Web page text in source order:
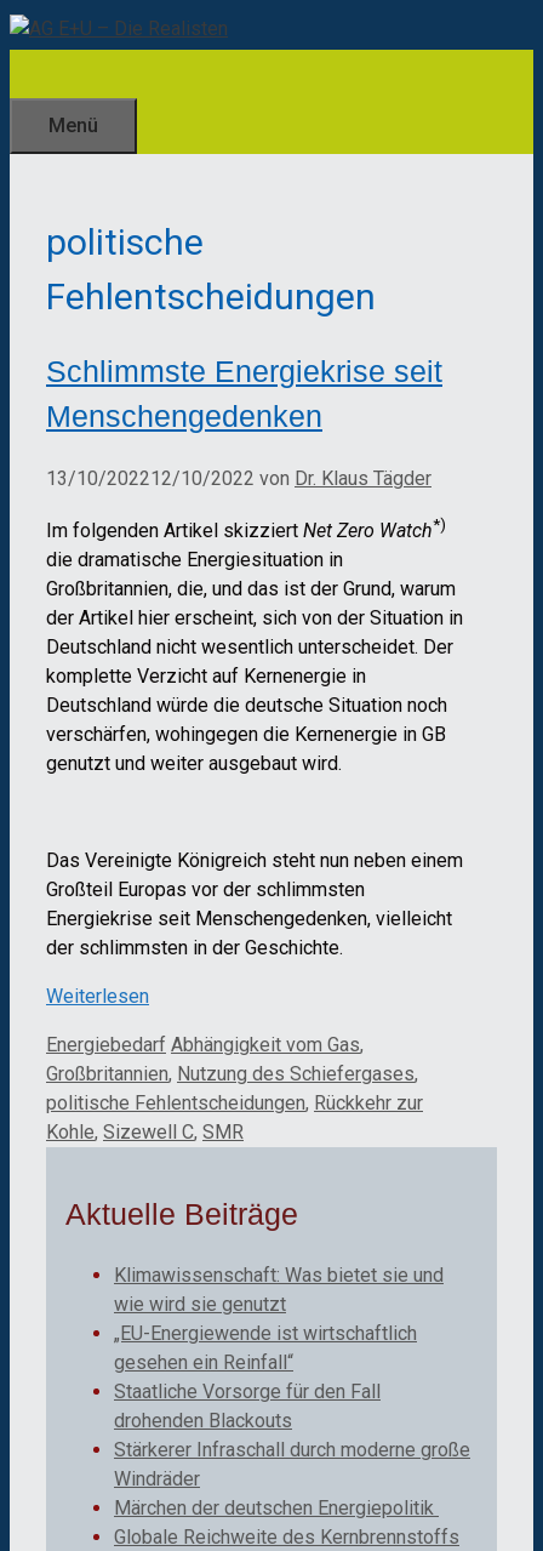
Zum
Inhalt
Menü
politische
Fehlentscheidungen
Schlimmste Energiekrise seit
Menschengedenken
13/10/202212/10/2022 von Dr. Klaus Tägder
Im folgenden Artikel skizziert Net Zero Watch*)
die dramatische Energiesituation in
Großbritannien, die, und das ist der Grund, warum
der Artikel hier erscheint, sich von der Situation in
Deutschland nicht wesentlich unterscheidet. Der
komplette Verzicht auf Kernenergie in
Deutschland würde die deutsche Situation noch
verschärfen, wohingegen die Kernenergie in GB
genutzt und weiter ausgebaut wird.
Das Vereinigte Königreich steht nun neben einem
Großteil Europas vor der schlimmsten
Energiekrise seit Menschengedenken, vielleicht
der schlimmsten in der Geschichte.
Weiterlesen
Kategorien
Energiebedarf Schlagwörter
Abhängigkeit vom Gas,
Großbritannien, Nutzung des Schiefergases,
politische Fehlentscheidungen, Rückkehr zur
Kohle, Sizewell C, SMR
Aktuelle Beiträge
Klimawissenschaft: Was bietet sie und
wie wird sie genutzt
„EU-Energiewende ist wirtschaftlich
gesehen ein Reinfall“
Staatliche Vorsorge für den Fall
drohenden Blackouts
Stärkerer Infraschall durch moderne große
Windräder
Märchen der deutschen Energiepolitik
Globale Reichweite des Kernbrennstoffs